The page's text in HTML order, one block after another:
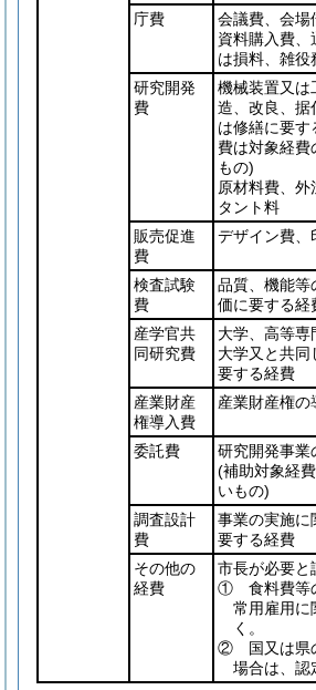
庁費
会議費、会場
資料購入費、
は損料、雑役
研究開発
費
機械装置又は
造、改良、据
は修繕に要す
費は対象経費
もの)
原材料費、
タント料
販売促進
費
デザイン費、
検査試験
費
品質、機能等
価に要する経
産学官共
同研究費
大学、高等専
大学又と共同
要する経費
産業財産
権導入費
産業財産権の
委託費
研究開発事業
(補助対象経
いもの)
調査設計
費
事業の実施に
要する経費
その他の
経費
市長が必要と
① 食料費等
常用雇用に
く。
② 国又は県
場合は、認